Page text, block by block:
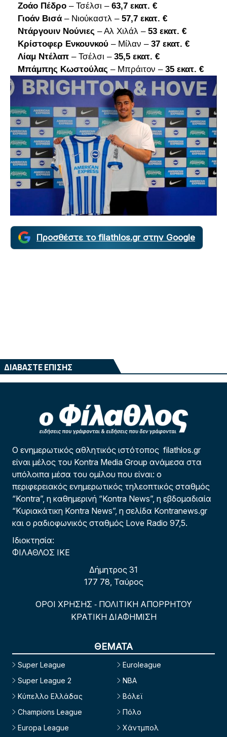
Ζοάο Πέδρο – Τσέλσι – 63,7 εκατ. €
Γιοάν Βισά – Νιούκαστλ – 57,7 εκατ. €
Ντάργουιν Νούνιες – Αλ Χιλάλ – 53 εκατ. €
Κρίστοφερ Ενκουνκού – Μίλαν – 37 εκατ. €
Λίαμ Ντέλαπ – Τσέλσι – 35,5 εκατ. €
Μπάμπης Κωστούλας – Μπράιτον –35 εκατ. €
Προσθέστε το filathlos.gr στην Google
ΔΙΑΒΑΣΤΕ ΕΠΙΣΗΣ
Ο ενημερωτικός αθλητικός ιστότοπος filathlos.gr
είναι μέλος του Kontra Media Group ανάμεσα στα
υπόλοιπα μέσα του ομίλου που είναι: ο
περιφερειακός ενημερωτικός τηλεοπτικός σταθμός
“Kontra”, η καθημερινή “Kontra News”, η εβδομαδιαία
“Κυριακάτικη Kontra News”, η σελίδα Kontranews.gr
και ο ραδιοφωνικός σταθμός Love Radio 97,5.
Ιδιοκτησία:
ΦΙΛΑΘΛΟΣ ΙΚΕ
Δήμητρος 31
177 78, Ταύρος
ΟΡΟΙ ΧΡΗΣΗΣ - ΠΟΛΙΤΙΚΗ ΑΠΟΡΡΗΤΟΥ
ΚΡΑΤΙΚΗ ΔΙΑΦΗΜΙΣΗ
ΘΕΜΑΤΑ
Super League
Super League 2
Κύπελλο Ελλάδας
Champions League
Europa League
Euroleague
NBA
Βόλεϊ
Πόλο
Χάντμπολ